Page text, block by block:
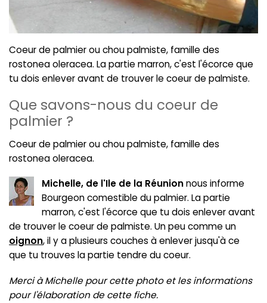
Coeur de palmier ou chou palmiste, famille des
rostonea oleracea. La partie marron, c'est l'écorce que
tu dois enlever avant de trouver le coeur de palmiste.
Que savons-nous du coeur de
palmier ?
Coeur de palmier ou chou palmiste, famille des
rostonea oleracea.
Michelle, de l'Ile de la Réunionnous informe
Bourgeon comestible du palmier. La partie
marron, c'est l'écorce que tu dois enlever avant
de trouver le coeur de palmiste. Un peu comme un
oignon, il y a plusieurs couches à enlever jusqu'à ce
que tu trouves la partie tendre du coeur.
Merci à Michelle pour cette photo et les informations
pour l'élaboration de cette fiche.